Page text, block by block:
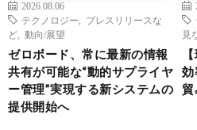
2026.08.06
テクノロジー
プレスリリースな
ど
動向/展望
ゼロボード、常に最新の情報
共有が可能な“動的サプライヤ
ー管理”実現する新システムの
提供開始へ
見
効